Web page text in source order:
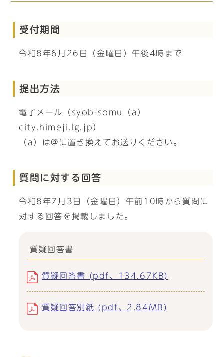
受付期間
令和8年6月26日（金曜日）午後4時まで
提出方法
電子メール（syob-somu（a）
city.himeji.lg.jp）
（a）は@に置き換えてお送りください。
質問に対する回答
令和8年7月3日（金曜日）午前10時から質問に
対する回答を掲載しました。
質疑回答書
質疑回答書 (pdf、134.67KB)
質疑回答別紙 (pdf、2.84MB)